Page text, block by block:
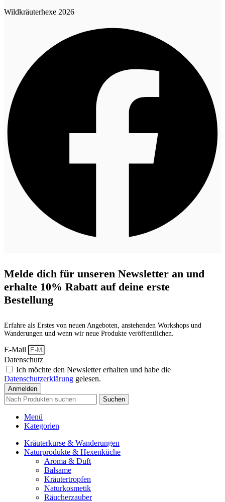
Wildkräuterhexe 2026
Melde dich für unseren Newsletter an und
erhalte 10% Rabatt auf deine erste
Bestellung
Erfahre als Erstes von neuen Angeboten, anstehenden Workshops und
Wanderungen und wenn wir neue Produkte veröffentlichen.
E-Mail
Datenschutz
Ich möchte den Newsletter erhalten und habe die
Datenschutzerklärung gelesen.
Anmelden
Suchen
Menü
Kategorien
Kräuterkurse & Wanderungen
Naturprodukte & Hexenküche
Aroma & Duft
Balsame
Kräutertropfen
Naturkosmetik
Räucherzauber